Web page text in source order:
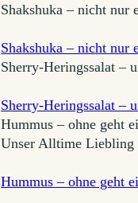
Shakshuka – nicht nur
Shakshuka – nicht nur
Sherry-Heringssalat –
Sherry-Heringssalat –
Hummus – ohne geht
Unser Alltime Liebling
Hummus – ohne geht